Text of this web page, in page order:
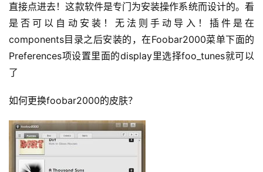
直接点进去！这款软件是专门为安装操作系统而设计的。看
是否可以自动安装！ 无法则手动导入！ 插件是在
components目录之后安装的，在Foobar2000菜单下面的
Preferences项设置里面的display里选择foo_tunes就可以
了
如何更换foobar2000的皮肤？